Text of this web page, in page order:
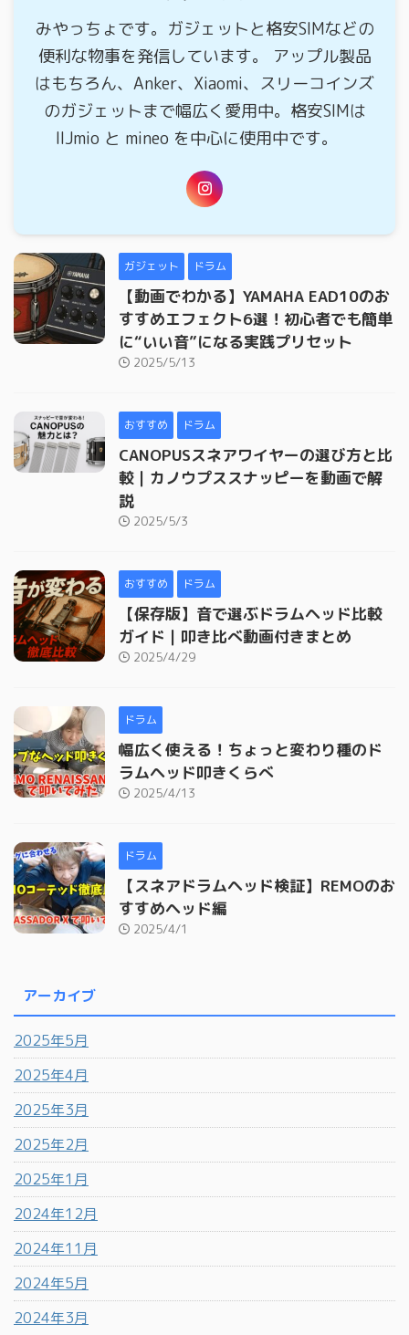
みやっちょです。ガジェットと格安SIMなどの
便利な物事を発信しています。 アップル製品
はもちろん、Anker、Xiaomi、スリーコインズ
のガジェットまで幅広く愛用中。格安SIMは
IIJmio と mineo を中心に使用中です。
ガジェット ドラム
【動画でわかる】YAMAHA EAD10のお
すすめエフェクト6選！初心者でも簡単
に“いい音”になる実践プリセット
2025/5/13
おすすめ ドラム
CANOPUSスネアワイヤーの選び方と比
較｜カノウプススナッピーを動画で解
説
2025/5/3
おすすめ ドラム
【保存版】音で選ぶドラムヘッド比較
ガイド｜叩き比べ動画付きまとめ
2025/4/29
ドラム
幅広く使える！ちょっと変わり種のド
ラムヘッド叩きくらべ
2025/4/13
ドラム
【スネアドラムヘッド検証】REMOのお
すすめヘッド編
2025/4/1
アーカイブ
2025年5月
2025年4月
2025年3月
2025年2月
2025年1月
2024年12月
2024年11月
2024年5月
2024年3月